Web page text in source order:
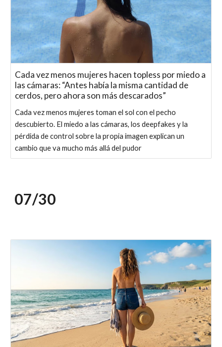
Cada vez menos mujeres hacen topless por miedo a
las cámaras: “Antes había la misma cantidad de
cerdos, pero ahora son más descarados”
Cada vez menos mujeres toman el sol con el pecho
descubierto. El miedo a las cámaras, los deepfakes y la
pérdida de control sobre la propia imagen explican un
cambio que va mucho más allá del pudor
07/30